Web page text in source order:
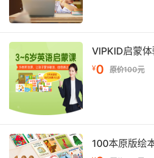
在于让孩子感受到“说英语”是一
不是一场考试。如果条件允许，
音纯正的老师进行口语互动，对
语调帮助极大。 阅读的引入可以
定程度后开始，大概在孩子能听
之后。七岁孩子学阅读，千万不
子认字母、背单词。更有效的方
手，让孩子先通过图片理解故事
文字。选择那种一页只有一两
本，家长指着图用英语读给孩子
就能明白意思。慢慢地，孩子会
音和看到的文字对应起来，这就
VIPKID启蒙
¥0 原价100元
100本原版绘